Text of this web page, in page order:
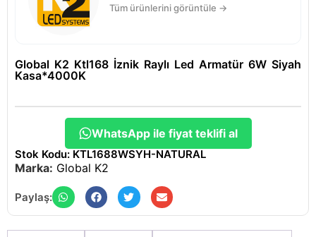
Tüm ürünlerini görüntüle →
Global K2 Ktl168 İznik Raylı Led Armatür 6W Siyah
Kasa*4000K
WhatsApp ile fiyat teklifi al
Stok Kodu: KTL1688WSYH-NATURAL
Marka: Global K2
Paylaş: